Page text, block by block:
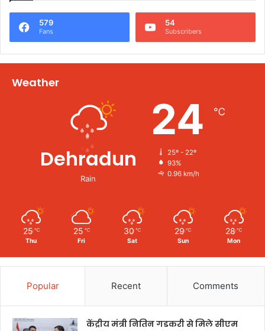
579
Fans
54
Subscribers
Weather
Dehradun
Rain
24 ℃
25º - 22º
93%
0.96 km/h
25 ℃
Thu
25 ℃
Fri
30 ℃
Sat
29 ℃
Sun
28 ℃
Mon
Popular Recent Comments
केंद्रीय मंत्री नितिन गडकरी से मिले सीएम